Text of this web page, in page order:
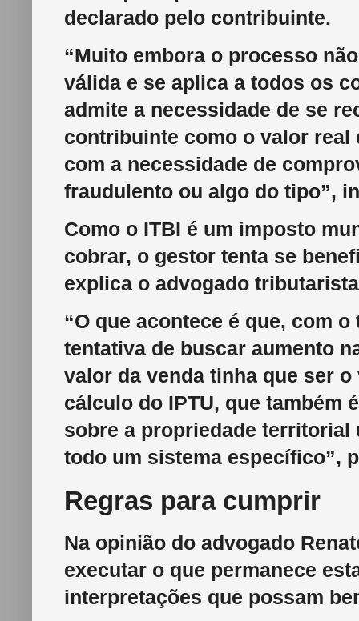
declarado pelo contribuinte.
“Muito embora o processo
válida e se aplica a todos os
admite a necessidade de se
contribuinte como o valor
com a necessidade de
fraudulento ou algo do tipo”,
Como o ITBI é um imposto
cobrar, o gestor tenta se
explica o advogado
“O que acontece é que, com
tentativa de buscar aumento
valor da venda tinha que ser
cálculo do IPTU, que também
sobre a propriedade territorial
todo um sistema específico”,
Regras para cumprir
Na opinião do advogado
executar o que permanece
interpretações que possam